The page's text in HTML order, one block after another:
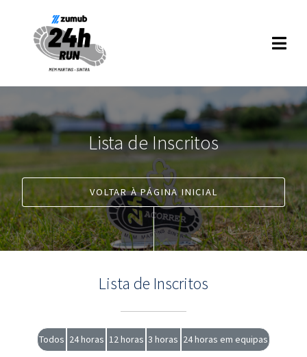
Lista de Inscritos
VOLTAR À PÁGINA INICIAL
Lista de Inscritos
Todos 24 horas 12 horas 3 horas 24 horas em equipas